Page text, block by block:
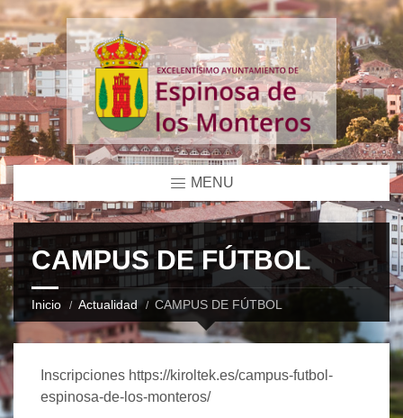
MENU
CAMPUS DE FÚTBOL
Inicio Actualidad CAMPUS DE FÚTBOL
Inscripciones https://kiroltek.es/campus-futbol-
espinosa-de-los-monteros/